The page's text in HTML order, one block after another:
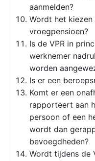
aanmelden?
Wordt het
vroegpensioen?
Is de VPR in
werknemer
worden
Is er een
Komt er een
rapporteert aan
persoon of een
wordt dan
bevoegdheden?
Wordt tijdens de